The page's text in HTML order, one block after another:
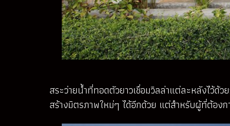
สระว่ายน้ำที่ทอดตัวยาวเชื่อมวิลล่าแต่ละหลังไว้ด้
สร้างมิตรภาพใหม่ๆ ได้อีกด้วย แต่สำหรับผู้ที่ต้อง